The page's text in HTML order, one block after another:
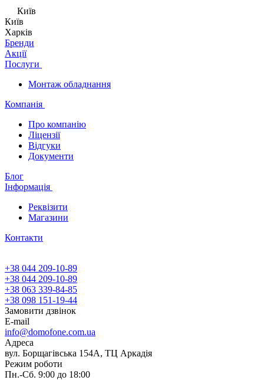
Київ
Київ
Харків
Бренди
Акції
Послуги
Монтаж обладнання
Компанія
Про компанію
Ліцензії
Відгуки
Документи
Блог
Інформація
Реквізити
Магазини
Контакти
+38 044 209-10-89
+38 044 209-10-89
+38 063 339-84-85
+38 098 151-19-44
Замовити дзвінок
E-mail
info@domofone.com.ua
Адреса
вул. Борщагівська 154А, ТЦ Аркадія
Режим роботи
Пн.-Сб. 9:00 до 18:00